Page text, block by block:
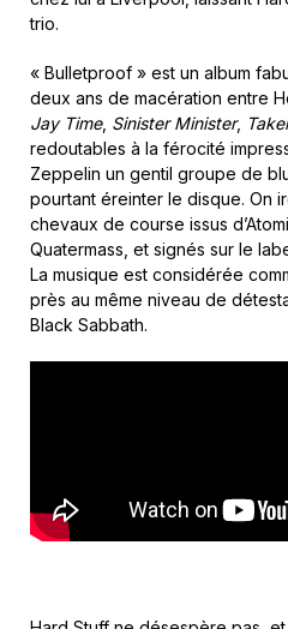
trio.
« Bulletproof » est un album
deux ans de macération entre
Jay Time, Sinister Minister,
redoutables à la férocité
Zeppelin un gentil groupe de
pourtant éreinter le disque. On
chevaux de course issus
Quatermass, et signés sur le
La musique est considérée
près au même niveau de
Black Sabbath.